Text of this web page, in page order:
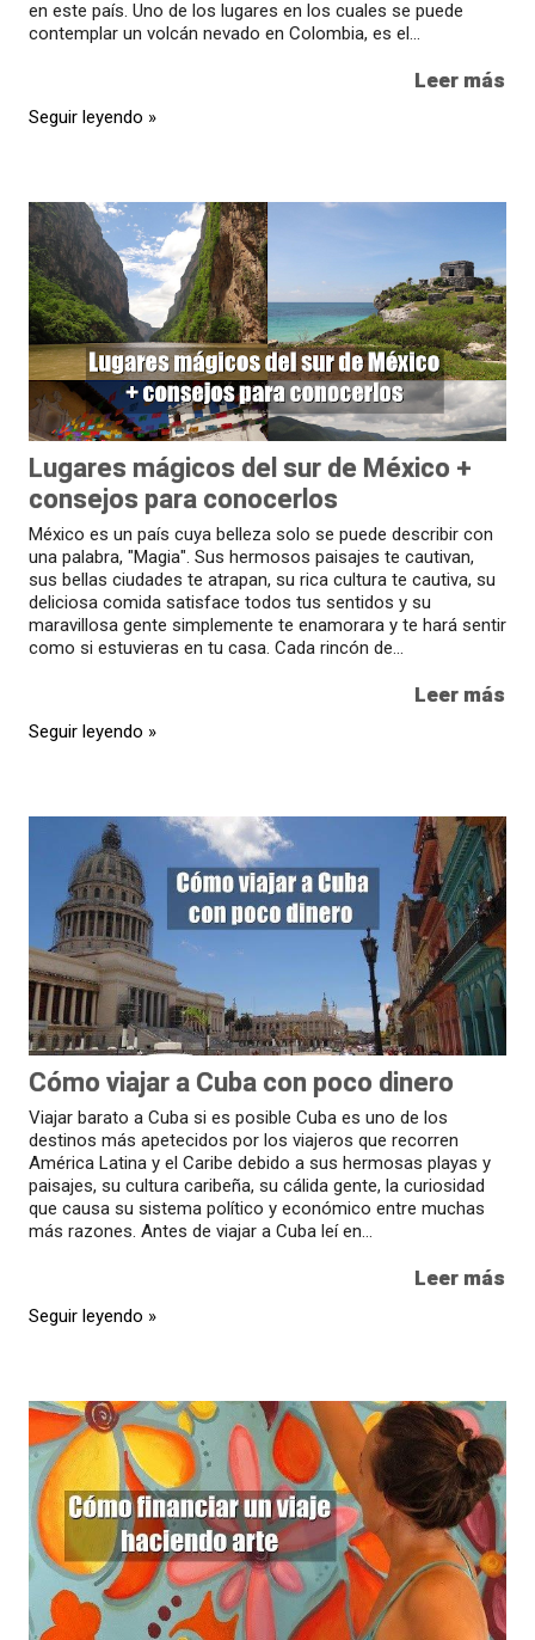
en este país. Uno de los lugares en los cuales se puede
contemplar un volcán nevado en Colombia, es el...
Leer más
Seguir leyendo »
Lugares mágicos del sur de México +
consejos para conocerlos
México es un país cuya belleza solo se puede describir con
una palabra, "Magia". Sus hermosos paisajes te cautivan,
sus bellas ciudades te atrapan, su rica cultura te cautiva, su
deliciosa comida satisface todos tus sentidos y su
maravillosa gente simplemente te enamorara y te hará sentir
como si estuvieras en tu casa. Cada rincón de...
Leer más
Seguir leyendo »
Cómo viajar a Cuba con poco dinero
Viajar barato a Cuba si es posible Cuba es uno de los
destinos más apetecidos por los viajeros que recorren
América Latina y el Caribe debido a sus hermosas playas y
paisajes, su cultura caribeña, su cálida gente, la curiosidad
que causa su sistema político y económico entre muchas
más razones. Antes de viajar a Cuba leí en...
Leer más
Seguir leyendo »